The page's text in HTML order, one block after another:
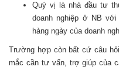
Quý vị là nhà đầu tư
doanh nghiệp ở NB
hàng ngày của doanh
Trường hợp còn bất cứ câu
mắc cần tư vấn, trợ giúp của